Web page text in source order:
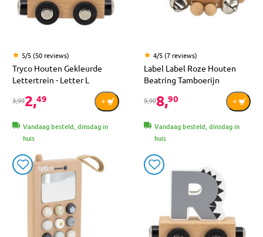
5/5 (50 reviews)
Tryco Houten Gekleurde
Lettertrein - Letter L
3,992,49
Vandaag besteld, dinsdag in
huis
4/5 (7 reviews)
Label Label Roze Houten
Beatring Tamboerijn
9,998,90
Vandaag besteld, dinsdag in
huis